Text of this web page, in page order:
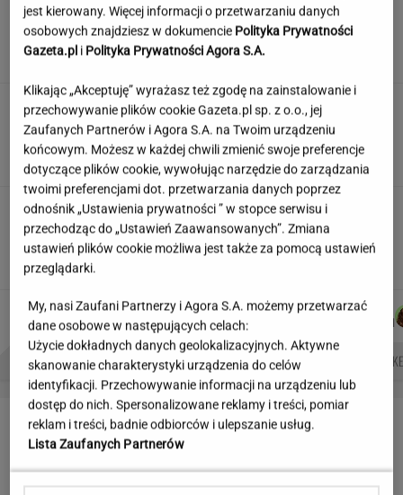
Wyjeżdżasz za granicę? Te rozwiązania mogą
oszczędzić sporo czasu i nerwów
MATERIAŁ PROMOCYJNY
"Wiem, kto ma jakie lęki,
halucynacje, znam PESEL-e". Tajemnice
pacjentów słyszy cała stołówka
SUBSKRYPCJA
"Totalnie nie był sobą". Tak
uczestnicy "Hell's Kitchen" po latach oceniają
Modesta Amaro
Autorzy:
DOMINIK
SENKOWSKI
AGNIESZKA
NIEDZIAŁEK
MICHAŁ
KACPER
KOLIBABSKI
NAJWIĘKSZA JASKINIA ŚWIATA BIAŁE LINIE NA SWOICH OKNACH ATAK
LETNIE OKAZJE
jest kierowany. Więcej informacji o przetwarzaniu danych
osobowych znajdziesz w dokumencie Polityka Prywatności
Gazeta.pl i Polityka Prywatności Agora S.A.
Klikając „Akceptuję” wyrażasz też zgodę na zainstalowanie i
przechowywanie plików cookie Gazeta.pl sp. z o.o., jej
Zaufanych Partnerów i Agora S.A. na Twoim urządzeniu
końcowym. Możesz w każdej chwili zmienić swoje preferencje
dotyczące plików cookie, wywołując narzędzie do zarządzania
twoimi preferencjami dot. przetwarzania danych poprzez
odnośnik „Ustawienia prywatności ” w stopce serwisu i
przechodząc do „Ustawień Zaawansowanych”. Zmiana
ustawień plików cookie możliwa jest także za pomocą ustawień
przeglądarki.
My, nasi Zaufani Partnerzy i Agora S.A. możemy przetwarzać
dane osobowe w następujących celach:
Użycie dokładnych danych geolokalizacyjnych. Aktywne
skanowanie charakterystyki urządzenia do celów
identyfikacji. Przechowywanie informacji na urządzeniu lub
dostęp do nich. Spersonalizowane reklamy i treści, pomiar
reklam i treści, badnie odbiorców i ulepszanie usług.
Lista Zaufanych Partnerów